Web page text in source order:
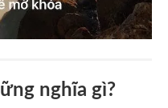
nghĩa gì?